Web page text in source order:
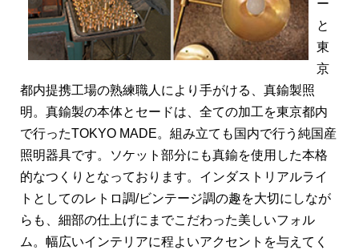
ー
と
東
京
都内提携工場の熟練職人により手がける、真鍮製照
明。真鍮製の本体とセードは、全ての加工を東京都内
で行ったTOKYO MADE。組み立ても国内で行う純国産
照明器具です。ソケット部分にも真鍮を使用した本格
的なつくりとなっております。インダストリアルライ
トとしてのレトロ調/ビンテージ調の趣を大切にしなが
らも、細部の仕上げにまでこだわった美しいフォル
ム。幅広いインテリアに程よいアクセントを与えてく